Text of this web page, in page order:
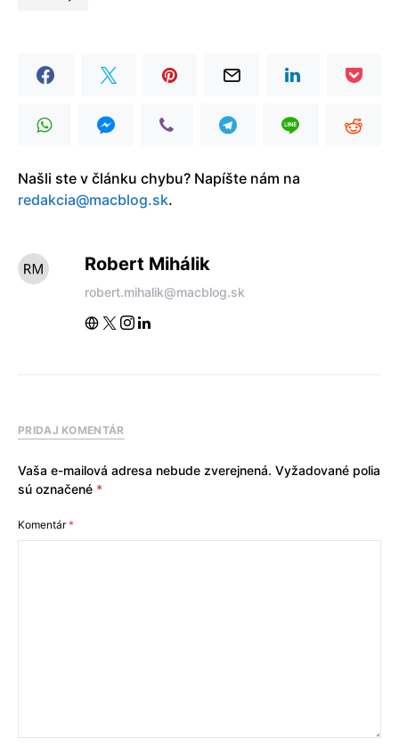
Našli ste v článku chybu? Napíšte nám na
redakcia@macblog.sk.
Robert Mihálik
robert.mihalik@macblog.sk
PRIDAJ KOMENTÁR
Vaša e-mailová adresa nebude zverejnená. Vyžadované polia
sú označené *
Komentár*